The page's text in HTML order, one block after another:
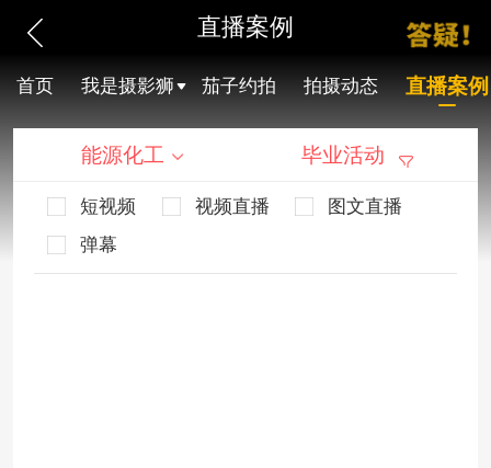
直播案例
首页 我是摄影狮 茄子约拍 拍摄动态 直播案例
能源化工 毕业活动
短视频 视频直播
图文直播
弹幕